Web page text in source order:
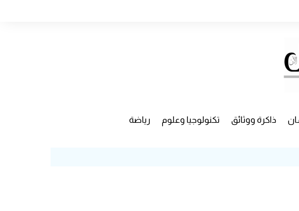
ذاكرة ووثائق تكنولوجيا وعلوم رياضة